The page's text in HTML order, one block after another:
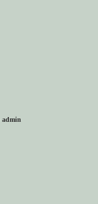
admin